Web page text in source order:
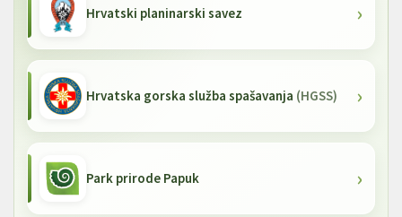
Hrvatski planinarski savez
Hrvatska gorska služba spašavanja (HGSS)
Park prirode Papuk